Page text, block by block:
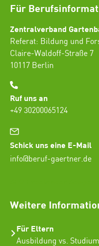
Für
Zentralverband
Referat: Bildung und
Claire-Waldoff-Straße 7
10117 Berlin
Ruf uns an
+49 30200065124
Schick uns eine E-Mail
info@beruf-gaertner.de
Weitere
Für Eltern
Ausbildung vs.